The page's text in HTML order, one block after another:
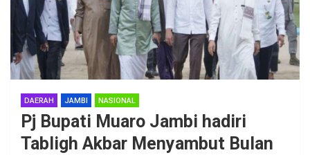
DAERAH JAMBI NASIONAL
Pj Bupati Muaro Jambi hadiri
Tabligh Akbar Menyambut Bulan